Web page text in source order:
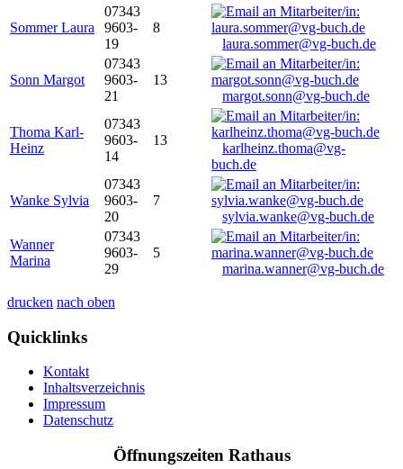
Sommer Laura
07343
9603-
19
8
laura.sommer@vg-buch.de
Sonn Margot
07343
9603-
21
13
margot.sonn@vg-buch.de
Thoma Karl-
Heinz
07343
9603-
14
13
karlheinz.thoma@vg-
buch.de
Wanke Sylvia
07343
9603-
20
7
sylvia.wanke@vg-buch.de
Wanner
Marina
07343
9603-
29
5
marina.wanner@vg-buch.de
drucken nach oben
Quicklinks
Kontakt
Inhaltsverzeichnis
Impressum
Datenschutz
Öffnungszeiten Rathaus